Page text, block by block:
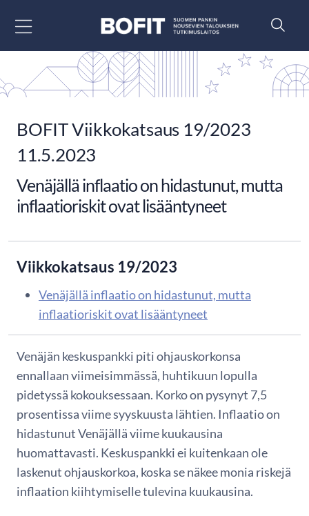
BOFIT Viikkokatsaus 19/2023
11.5.2023
Venäjällä inflaatio on hidastunut, mutta
inflaatioriskit ovat lisääntyneet
Viikkokatsaus 19/2023
Venäjällä inflaatio on hidastunut, mutta
inflaatioriskit ovat lisääntyneet
Venäjän keskuspankki piti ohjauskorkonsa
ennallaan viimeisimmässä, huhtikuun lopulla
pidetyssä kokouksessaan. Korko on pysynyt 7,5
prosentissa viime syyskuusta lähtien. Inflaatio on
hidastunut Venäjällä viime kuukausina
huomattavasti. Keskuspankki ei kuitenkaan ole
laskenut ohjauskorkoa, koska se näkee monia riskejä
inflaation kiihtymiselle tulevina kuukausina.